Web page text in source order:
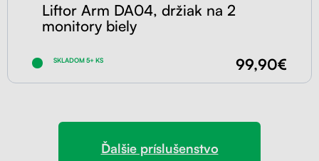
Liftor Arm DA04, držiak na 2
monitory biely
SKLADOM 5+ KS 99,90€
Ďalšie príslušenstvo